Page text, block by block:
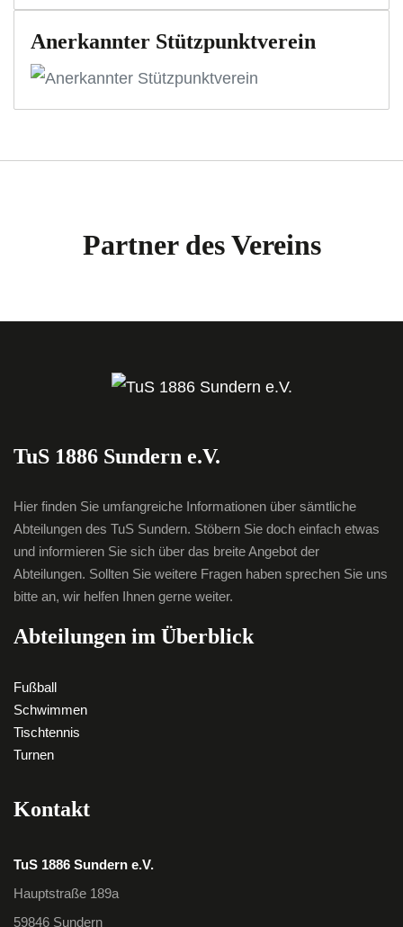
Anerkannter Stützpunktverein
Partner des Vereins
TuS 1886 Sundern e.V.
Hier finden Sie umfangreiche Informationen über sämtliche
Abteilungen des TuS Sundern. Stöbern Sie doch einfach etwas
und informieren Sie sich über das breite Angebot der
Abteilungen. Sollten Sie weitere Fragen haben sprechen Sie uns
bitte an, wir helfen Ihnen gerne weiter.
Abteilungen im Überblick
Fußball
Schwimmen
Tischtennis
Turnen
Kontakt
TuS 1886 Sundern e.V.
Hauptstraße 189a
59846 Sundern